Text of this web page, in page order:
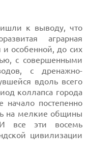
к выводу, что
аграрная
и особенной, до сих
с совершенными
с дренажно-
вдоль всего
коллапса города
начало постепенно
на мелкие общины
все эти восемь
цивилизации